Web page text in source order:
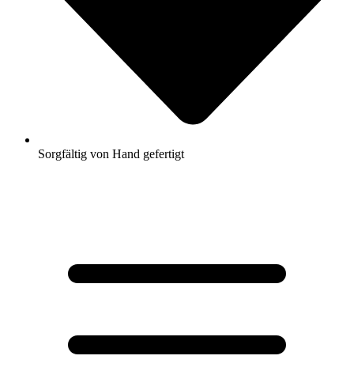
Sorgfältig von Hand gefertigt